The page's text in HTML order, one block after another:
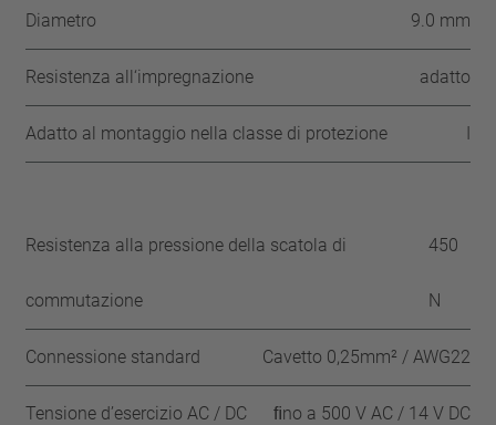
Diametro 9.0 mm
Resistenza all‘impregnazione adatto
Adatto al montaggio nella classe di protezione I
Resistenza alla pressione della scatola di
commutazione
450
N
Connessione standard Cavetto 0,25mm² / AWG22
Tensione d’esercizio AC / DC ﬁno a 500 V AC / 14 V DC